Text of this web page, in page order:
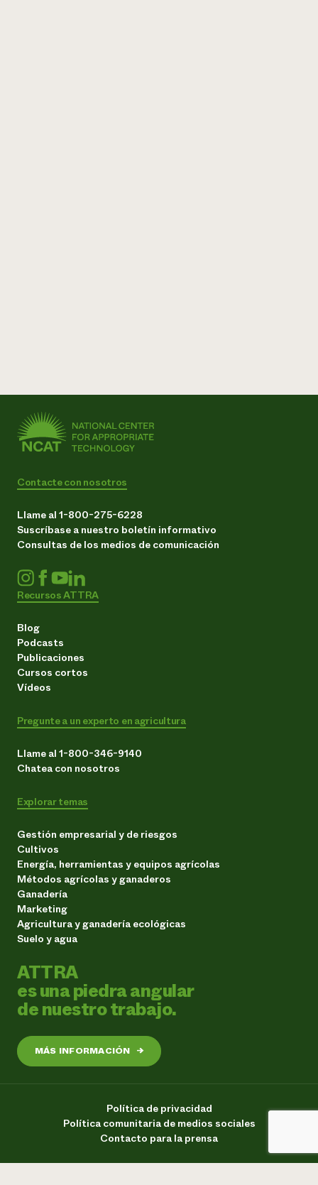
Contacte con nosotros
Llame al 1-800-275-6228
Suscríbase a nuestro boletín informativo
Consultas de los medios de comunicación
Recursos ATTRA
Blog
Podcasts
Publicaciones
Cursos cortos
Vídeos
Pregunte a un experto en agricultura
Llame al 1-800-346-9140
Chatea con nosotros
Explorar temas
Gestión empresarial y de riesgos
Cultivos
Energía, herramientas y equipos agrícolas
Métodos agrícolas y ganaderos
Ganadería
Marketing
Agricultura y ganadería ecológicas
Suelo y agua
ATTRA
es una piedra angular
de nuestro trabajo.
MÁS INFORMACIÓN →
Política de privacidad
Política comunitaria de medios sociales
Contacto para la prensa